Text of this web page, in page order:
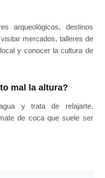
arqueológicos, destinos
mercados, talleres de
y conocer la cultura de
mal la altura?
y trata de relajarte.
de coca que suele ser